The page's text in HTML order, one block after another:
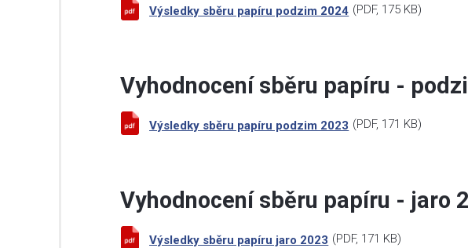
Výsledky sběru papíru podzim 2024 (PDF, 175 KB)
Vyhodnocení sběru papíru -
Výsledky sběru papíru podzim 2023 (PDF, 171 KB)
Vyhodnocení sběru papíru - jaro
Výsledky sběru papíru jaro 2023 (PDF, 171 KB)